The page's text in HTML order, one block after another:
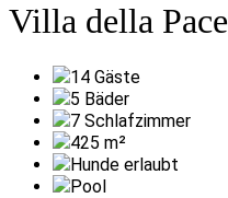
Villa della Pace
14 Gäste
5 Bäder
7 Schlafzimmer
425 m²
Hunde erlaubt
Pool